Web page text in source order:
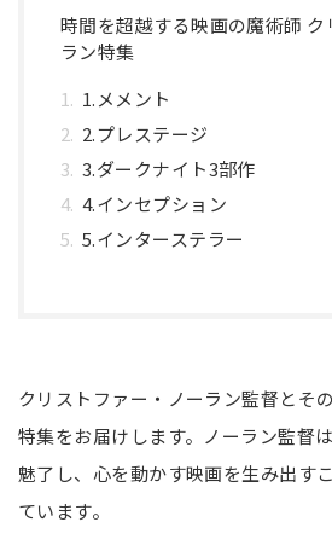
時間を超越する映画の魔術師 ク
ラン特集
1.メメント
2.プレステージ
3.ダークナイト3部作
4.インセプション
5.インターステラー
クリストファー・ノーラン監督とそ
特集をお届けします。ノーラン監督
魅了し、心を動かす映画を生み出す
ています。